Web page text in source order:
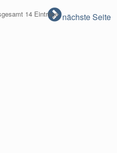
14 Einträge nächste Seite